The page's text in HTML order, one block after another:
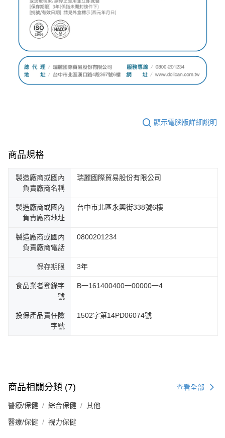
顯示電腦版詳細說明
商品規格
製造廠商或國內
負責廠商名稱
瑞麗國際貿易股份有限公司
製造廠商或國內
負責廠商地址
台中市北區永興街338號6樓
製造廠商或國內
負責廠商電話
0800201234
保存期限 3年
食品業者登錄字
號
B一161400400一00000一4
投保產品責任險
字號
1502字第14PD06074號
商品相關分類 (7) 查看全部
醫療/保健 綜合保健 其他
醫療/保健 視力保健